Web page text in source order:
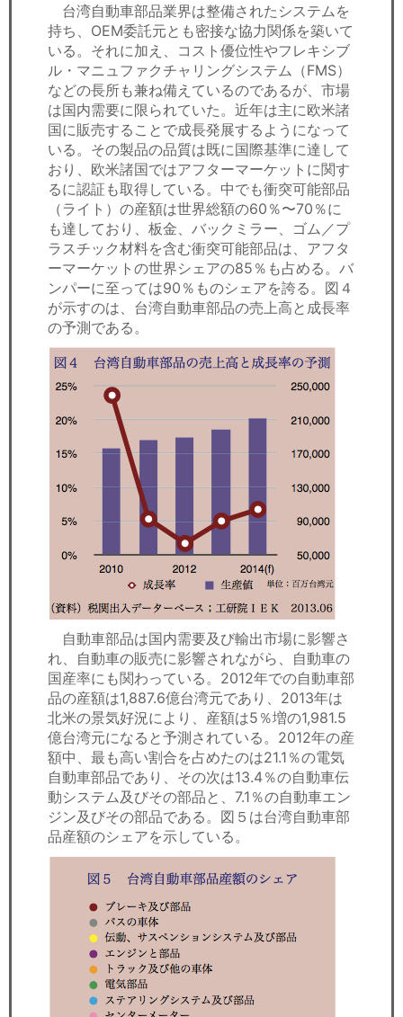
台湾自動車部品業界は整備されたシステムを
持ち、OEM委託元とも密接な協力関係を築いて
いる。それに加え、コスト優位性やフレキシブ
ル・マニュファクチャリングシステム（FMS）
などの長所も兼ね備えているのであるが、市場
は国内需要に限られていた。近年は主に欧米諸
国に販売することで成長発展するようになって
いる。その製品の品質は既に国際基準に達して
おり、欧米諸国ではアフターマーケットに関す
るに認証も取得している。中でも衝突可能部品
（ライト）の産額は世界総額の60％〜70％に
も達しており、板金、バックミラー、ゴム／プ
ラスチック材料を含む衝突可能部品は、アフタ
ーマーケットの世界シェアの85％も占める。バ
ンパーに至っては90％ものシェアを誇る。図４
が示すのは、台湾自動車部品の売上高と成長率
の予測である。
自動車部品は国内需要及び輸出市場に影響さ
れ、自動車の販売に影響されながら、自動車の
国産率にも関わっている。2012年での自動車部
品の産額は1,887.6億台湾元であり、2013年は
北米の景気好況により、産額は5％増の1,981.5
億台湾元になると予測されている。2012年の産
額中、最も高い割合を占めたのは21.1％の電気
自動車部品であり、その次は13.4％の自動車伝
動システム及びその部品と、7.1％の自動車エン
ジン及びその部品である。図５は台湾自動車部
品産額のシェアを示している。